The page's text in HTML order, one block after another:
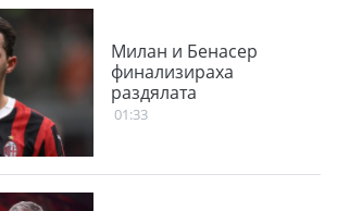
Милан и Бенасер
финализираха
раздялата
01:33